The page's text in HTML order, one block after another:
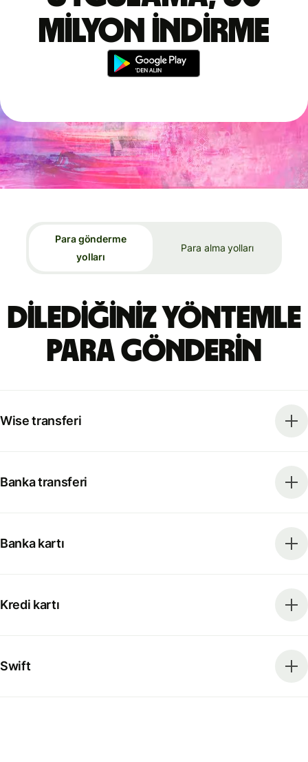
milyon indirme
Para gönderme
yolları
Para alma yolları
Dilediğiniz yöntemle
para gönderin
Wise transferi
Banka transferi
Banka kartı
Kredi kartı
Swift